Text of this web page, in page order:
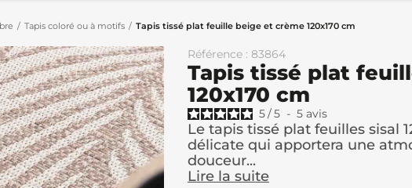
Tapis coloré ou à motifs Tapis tissé plat feuille beige et crème 120x170 cm
Référence : 83864
Tapis tissé plat
120x170 cm
5/5 - 5 avis
Le tapis tissé plat feuilles sisal
délicate qui apportera une
douceur...
Lire la suite